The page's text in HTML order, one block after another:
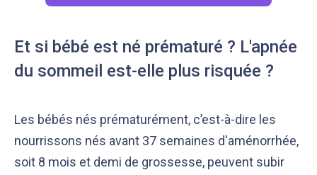
Et si bébé est né prématuré ? L'apnée
du sommeil est-elle plus risquée ?
Les bébés nés prématurément, c’est-à-dire les
nourrissons nés avant 37 semaines d'aménorrhée,
soit 8 mois et demi de grossesse, peuvent subir